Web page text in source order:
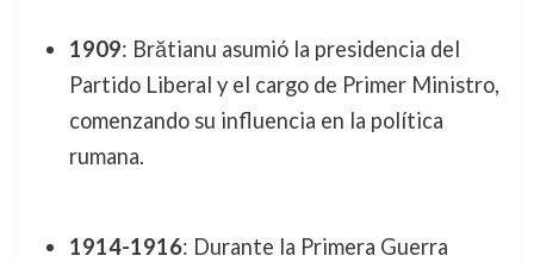
1909: Brătianu asumió la presidencia del
Partido Liberal y el cargo de Primer Ministro,
comenzando su influencia en la política
rumana.
1914-1916: Durante la Primera Guerra